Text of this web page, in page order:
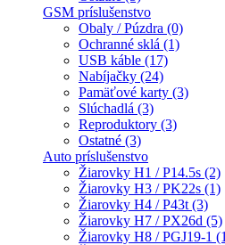
GSM príslušenstvo
Obaly / Púzdra (0)
Ochranné sklá (1)
USB káble (17)
Nabíjačky (24)
Pamäťové karty (3)
Slúchadlá (3)
Reproduktory (3)
Ostatné (3)
Auto príslušenstvo
Žiarovky H1 / P14.5s (2)
Žiarovky H3 / PK22s (1)
Žiarovky H4 / P43t (3)
Žiarovky H7 / PX26d (5)
Žiarovky H8 / PGJ19-1